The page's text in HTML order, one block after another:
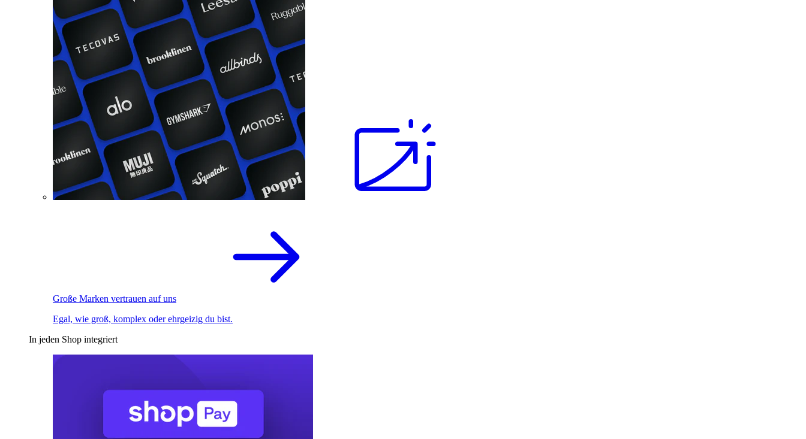
Große Marken vertrauen auf uns
Egal, wie groß, komplex oder ehrgeizig du bist.
In jeden Shop integriert